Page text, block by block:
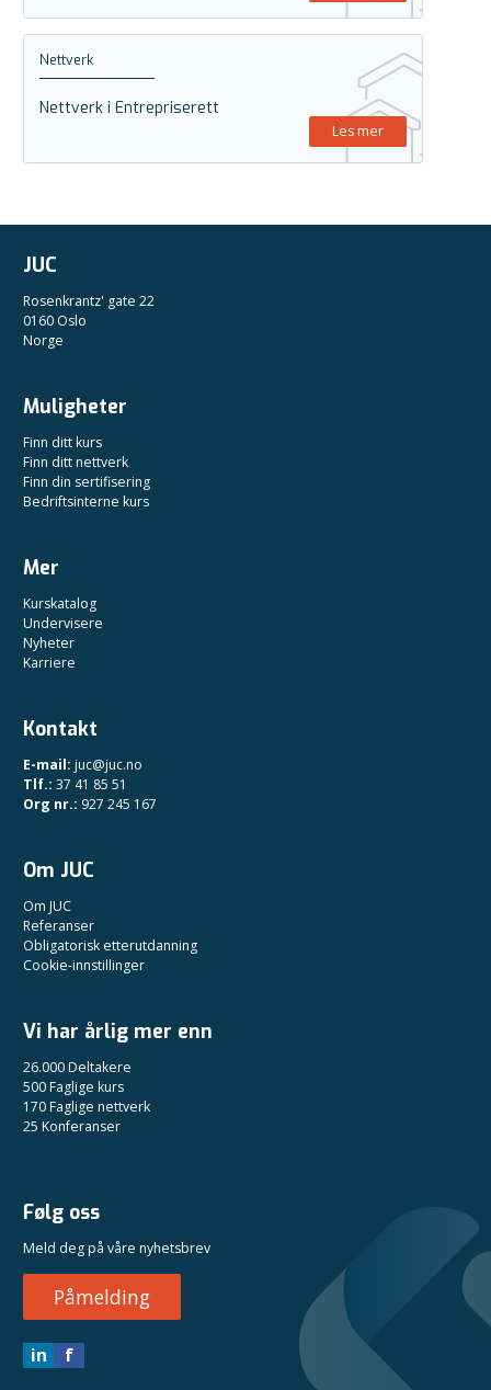
Nettverk
Nettverk i Entrepriserett
Les mer
JUC
Rosenkrantz' gate 22
0160 Oslo
Norge
Muligheter
Finn ditt kurs
Finn ditt nettverk
Finn din sertifisering
Bedriftsinterne kurs
Mer
Kurskatalog
Undervisere
Nyheter
Karriere
Kontakt
E-mail: juc@juc.no
Tlf.: 37 41 85 51
Org nr.: 927 245 167
Om JUC
Om JUC
Referanser
Obligatorisk etterutdanning
Cookie-innstillinger
Vi har årlig mer enn
26.000 Deltakere
500 Faglige kurs
170 Faglige nettverk
25 Konferanser
Følg oss
Meld deg på våre nyhetsbrev
Påmelding
in f